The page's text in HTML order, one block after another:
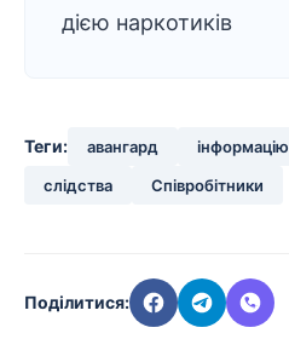
дією наркотиків
Теги: авангард інформацію
слідства
Співробітники
Поділитися: